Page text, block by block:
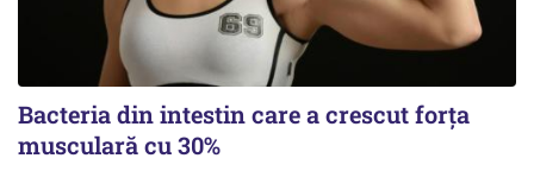
Bacteria din intestin care a crescut forța
musculară cu 30%